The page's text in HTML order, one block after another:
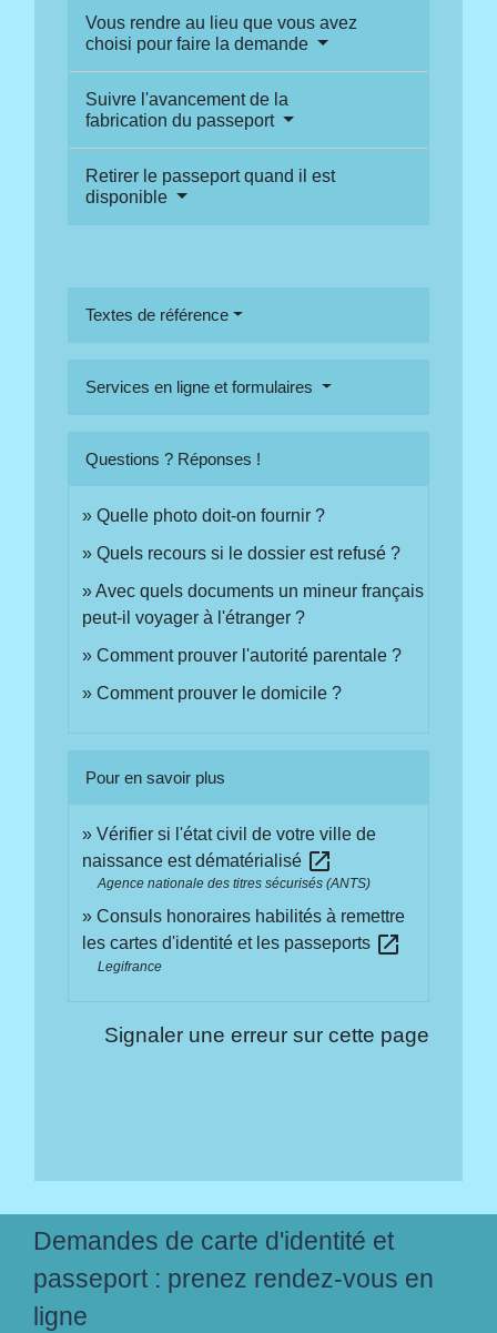
Vous rendre au lieu que vous avez
choisi pour faire la demande
Suivre l'avancement de la
fabrication du passeport
Retirer le passeport quand il est
disponible
Textes de référence
Services en ligne et formulaires
Questions ? Réponses !
Quelle photo doit-on fournir ?
Quels recours si le dossier est refusé ?
Avec quels documents un mineur français
peut-il voyager à l'étranger ?
Comment prouver l'autorité parentale ?
Comment prouver le domicile ?
Pour en savoir plus
Vérifier si l'état civil de votre ville de
naissance est dématérialisé open_in_new
Agence nationale des titres sécurisés (ANTS)
Consuls honoraires habilités à remettre
les cartes d'identité et les passeports open_in_new
Legifrance
Signaler une erreur sur cette page
Demandes de carte d'identité et
passeport : prenez rendez-vous en
ligne